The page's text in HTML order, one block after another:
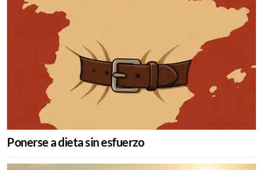
Ponerse a dieta sin esfuerzo